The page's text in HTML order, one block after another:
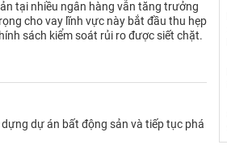
tại nhiều ngân hàng vẫn tăng trưởng
cho vay lĩnh vực này bắt đầu thu hẹp
sách kiểm soát rủi ro được siết chặt.
dự án bất động sản và tiếp tục phá